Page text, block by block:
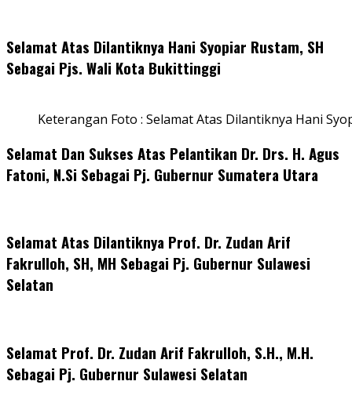
Selamat Atas Dilantiknya Hani Syopiar Rustam, SH
Sebagai Pjs. Wali Kota Bukittinggi
Keterangan Foto : Selamat Atas Dilantiknya Hani
Selamat Dan Sukses Atas Pelantikan Dr. Drs. H. Agus
Fatoni, N.Si Sebagai Pj. Gubernur Sumatera Utara
Selamat Atas Dilantiknya Prof. Dr. Zudan Arif
Fakrulloh, SH, MH Sebagai Pj. Gubernur Sulawesi
Selatan
Selamat Prof. Dr. Zudan Arif Fakrulloh, S.H., M.H.
Sebagai Pj. Gubernur Sulawesi Selatan